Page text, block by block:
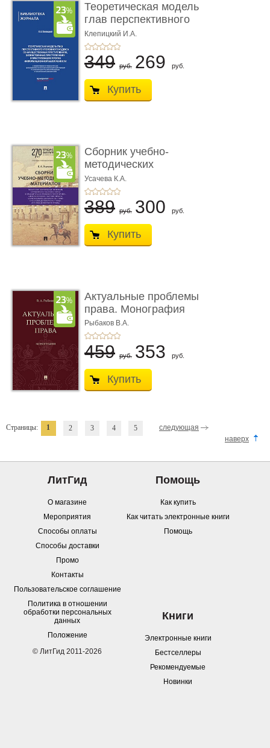
Теоретическая модель
глав перспективного
УК о ...
Клепицкий И.А.
349 руб. 269 руб.
Купить
Сборник учебно-
методических
материалов по кур ...
Усачева К.А.
389 руб. 300 руб.
Купить
Актуальные проблемы
права. Монография
Рыбаков В.А.
459 руб. 353 руб.
Купить
Страницы: 1 2 3 4 5
следующая
наверх
ЛитГид
О магазине
Мероприятия
Способы оплаты
Способы доставки
Промо
Контакты
Пользовательское соглашение
Политика в отношении
обработки персональных
данных
Положение
© ЛитГид 2011-2026
Помощь
Как купить
Как читать электронные книги
Помощь
Книги
Электронные книги
Бестселлеры
Рекомендуемые
Новинки